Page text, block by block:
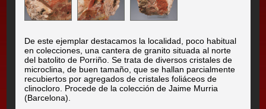
De este ejemplar destacamos la localidad, poco habitual
en colecciones, una cantera de granito situada al norte
del batolito de Porriño. Se trata de diversos cristales de
microclina, de buen tamaño, que se hallan parcialmente
recubiertos por agregados de cristales foliáceos de
clinocloro. Procede de la colección de Jaime Murria
(Barcelona).